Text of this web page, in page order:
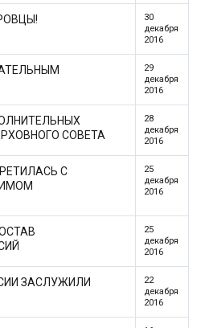
30
декабря
2016
29
декабря
2016
СОВЕТА
28
декабря
2016
С
25
декабря
2016
25
декабря
2016
ЗАСЛУЖИЛИ
22
декабря
2016